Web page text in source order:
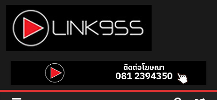
Skip
content
Link
95.5